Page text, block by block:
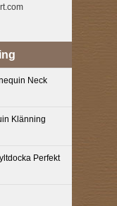
Neck
Klänning
Perfekt